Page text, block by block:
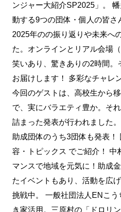
ンジャー大紹介SP2025」。
動する9つの団体・個人の皆さ
2025年のの振り返りや未来へ
た。オンラインとリアル会場
笑いあり、驚きありの2時間
お届けします！ 多彩なチャレ
今回のゲストは、高校生から
で、実にバラエティ豊か。そ
詰まった発表が行われました
助成団体のうち3団体も発表
容・トピックス でご紹介！ 中
マンスで地域を元気に！助成
たイベントもあり、活動を広
挑戦中。 一般社団法人ENこ
き家活用。三原村の「ドロリ